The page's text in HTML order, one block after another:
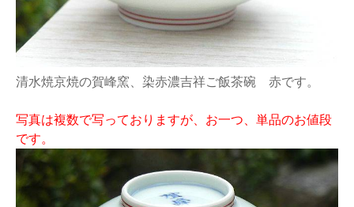
清水焼京焼の賀峰窯、染赤濃吉祥ご飯茶碗 赤です。
写真は複数で写っておりますが、お一つ、単品のお値段
です。